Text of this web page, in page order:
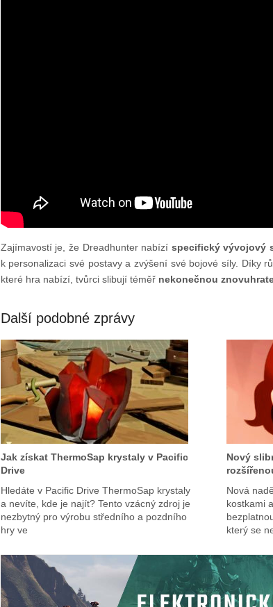
Zajímavostí je, že Dreadhunter nabízí specifický vývojový
k personalizaci své postavy a zvýšení své bojové síly. Díky
které hra nabízí, tvůrci slibují téměř nekonečnou
Další podobné zprávy
Jak získat ThermoSap krystaly v Pacific
Drive
Hledáte v Pacific Drive ThermoSap krystaly
a nevíte, kde je najít? Tento vzácný zdroj je
nezbytný pro výrobu středního a pozdního
hry ve
Nový
Nová
kostkami
který se